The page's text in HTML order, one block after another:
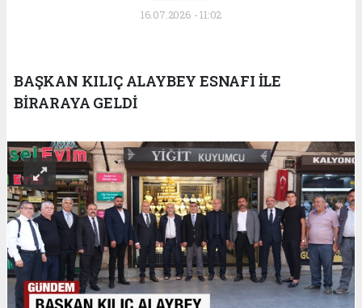
16.07.2026 - 11:02
BAŞKAN KILIÇ ALAYBEY ESNAFI İLE
BİRARAYA GELDİ